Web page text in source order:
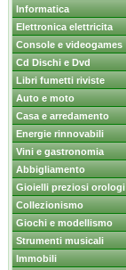
Informatica
Elettronica elettricita
Console e videogames
Cd Dischi e Dvd
Libri fumetti riviste
Auto e moto
Casa e arredamento
Energie rinnovabili
Vini e gastronomia
Abbigliamento
Gioielli preziosi orologi
Collezionismo
Giochi e modellismo
Strumenti musicali
Immobili